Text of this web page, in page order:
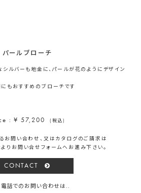
パールブローチ
ルバーも地金に、パールが花のようにデザイン
もおすすめのブローチです
: ¥ 57,200 (税込)
お問い合わせ、又はカタログのご請求は
りお問い合せフォームへお進み下さい。
CONTACT
電話でのお問い合わせは..